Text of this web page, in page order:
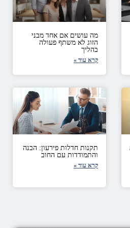
מה עושים אם אחד מבני
הזוג לא משתף פעולה
בהליך
קרא עוד »
תקנות חדלות פירעון: הבנה
והתמודדות עם החוב
קרא עוד »